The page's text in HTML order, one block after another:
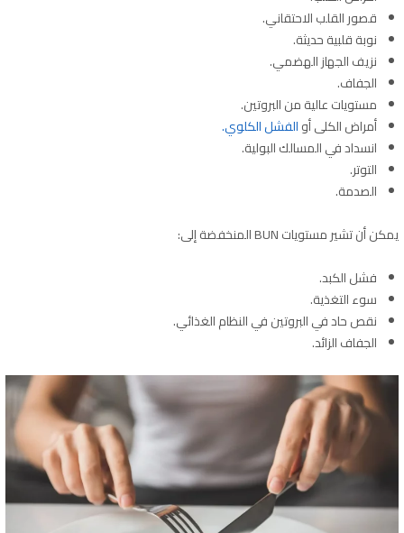
قصور القلب الاحتقاني.
نوبة قلبية حديثة.
نزيف الجهاز الهضمي.
الجفاف.
مستويات عالية من البروتين.
أمراض الكلى أوالفشل الكلوي.
انسداد في المسالك البولية.
التوتر.
الصدمة.
يمكن أن تشير مستويات BUN المنخفضة إلى:
فشل الكبد.
سوء التغذية.
نقص حاد في البروتين في النظام الغذائي.
الجفاف الزائد.